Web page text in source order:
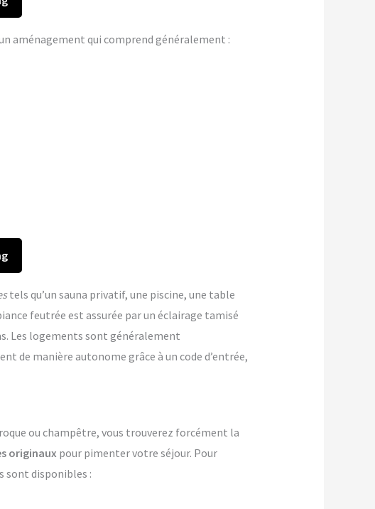
aménagement qui comprend généralement :
tels qu’un sauna privatif, une piscine, une table
feutrée est assurée par un éclairage tamisé
Les logements sont généralement
de manière autonome grâce à un code d’entrée,
ou champêtre, vous trouverez forcément la
originaux pour pimenter votre séjour. Pour
sont disponibles :